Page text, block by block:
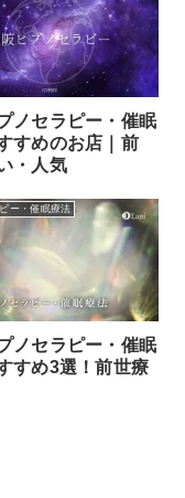
ノセラピー・催眠
すめのお店｜前
・人気
ー・催眠療法
ノセラピー・催眠
すめ3選！前世療